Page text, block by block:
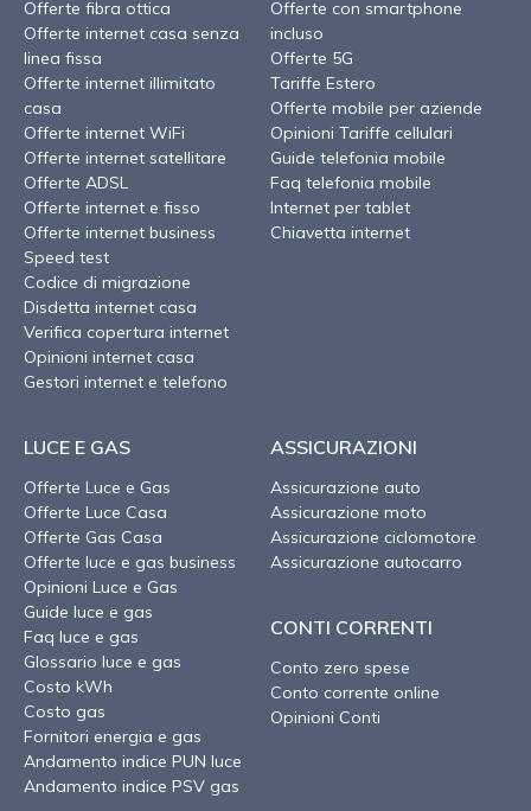
Offerte fibra ottica
Offerte internet casa senza
linea fissa
Offerte internet illimitato
casa
Offerte internet WiFi
Offerte internet satellitare
Offerte ADSL
Offerte internet e fisso
Offerte internet business
Speed test
Codice di migrazione
Disdetta internet casa
Verifica copertura internet
Opinioni internet casa
Gestori internet e telefono
Offerte con smartphone
incluso
Offerte 5G
Tariffe Estero
Offerte mobile per aziende
Opinioni Tariffe cellulari
Guide telefonia mobile
Faq telefonia mobile
Internet per tablet
Chiavetta internet
LUCE E GAS
Offerte Luce e Gas
Offerte Luce Casa
Offerte Gas Casa
Offerte luce e gas business
Opinioni Luce e Gas
Guide luce e gas
Faq luce e gas
Glossario luce e gas
Costo kWh
Costo gas
Fornitori energia e gas
Andamento indice PUN luce
Andamento indice PSV gas
ASSICURAZIONI
Assicurazione auto
Assicurazione moto
Assicurazione ciclomotore
Assicurazione autocarro
CONTI CORRENTI
Conto zero spese
Conto corrente online
Opinioni Conti